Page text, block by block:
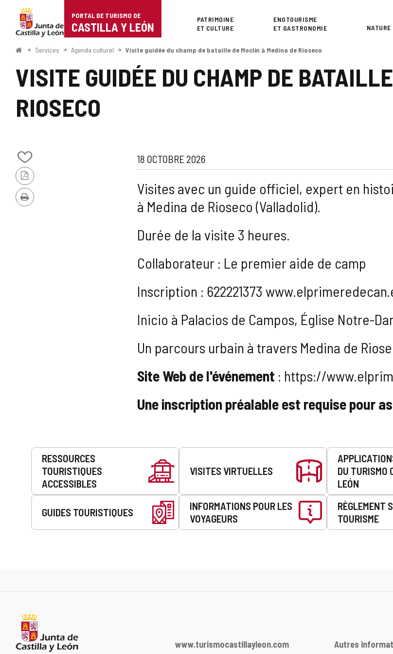
Portal
de
Turismo
de
Castilla
León
PORTAL DE TURISMO DE
CASTILLA Y LEÓN
Superior
PATRIMOINE
ET CULTURE
ENOTOURISME
ET GASTRONOMIE
NATURE
<
Services Agenda culturel Visite guidée du champ de bataille de Moclín à Medina de Rioseco
VISITE GUIDÉE DU CHAMP DE
RIOSECO
Ajouter/retirer
le
contenu
de
cahiers
Version
PDF
Imprimer
Dates
18 OCTOBRE 2026
Quand?
Lien
Visites avec un guide officiel, expert en
à Medina de Rioseco (Valladolid).
Durée de la visite 3 heures.
Collaborateur : Le premier aide de camp
Inscription : 622221373
Inicio à Palacios de Campos, Église Notre-
Un parcours urbain à travers Medina de
Site Web de l'événement : https://
Une inscription préalable est requise pour
Prestations
RESSOURCES
TOURISTIQUES
ACCESSIBLES
VISITES VIRTUELLES
DU TURISMO
LEÓN
GUIDES TOURISTIQUES
INFORMATIONS POUR LES
VOYAGEURS
RÈGLEMENT
TOURISME
www.turismocastillayleon.com Autres